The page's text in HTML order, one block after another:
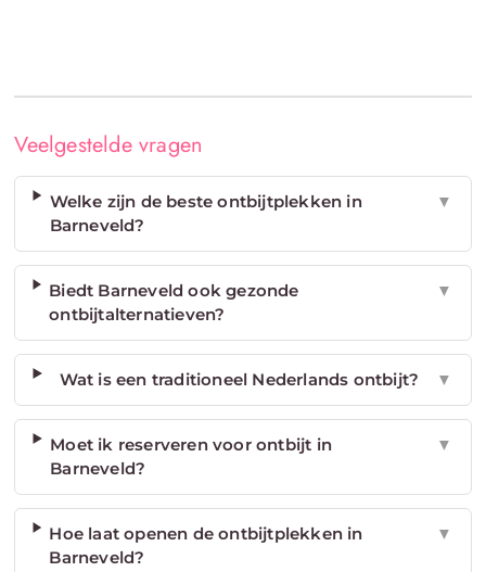
Veelgestelde vragen
Welke zijn de beste ontbijtplekken in
Barneveld?
▼
Biedt Barneveld ook gezonde
ontbijtalternatieven?
▼
Wat is een traditioneel Nederlands ontbijt? ▼
Moet ik reserveren voor ontbijt in
Barneveld?
▼
Hoe laat openen de ontbijtplekken in
Barneveld?
▼